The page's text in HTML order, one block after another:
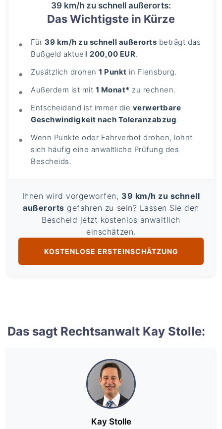
39 km/h zu schnell außerorts:
Das Wichtigste in Kürze
Für 39 km/h zu schnell außerorts beträgt das
Bußgeld aktuell200,00 EUR.
Zusätzlich drohen1 Punkt in Flensburg.
Außerdem ist mit 1 Monat* zu rechnen.
Entscheidend ist immer die verwertbare
Geschwindigkeit nach Toleranzabzug.
Wenn Punkte oder Fahrverbot drohen, lohnt
sich häufig eine anwaltliche Prüfung des
Bescheids.
Ihnen wird vorgeworfen, 39 km/h zu schnell
außerorts gefahren zu sein? Lassen Sie den
Bescheid jetzt kostenlos anwaltlich
einschätzen.
KOSTENLOSE ERSTEINSCHÄTZUNG
Das sagt Rechtsanwalt Kay Stolle:
Kay Stolle